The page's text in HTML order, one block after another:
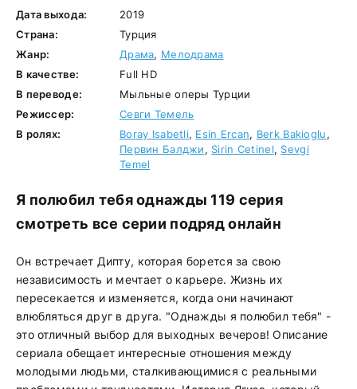
Дата выхода:
2019
Страна:
Турция
Жанр:
Драма, Мелодрама
В качестве:
Full HD
В переводе:
Мыльные оперы Турции
Режиссер:
Севги Темель
В ролях:
Boray Isabetli, Esin Ercan, Berk Bakioglu,
Первин Балджи, Sirin Cetinel, Sevgi
Temel
Я полюбил тебя однажды 119 серия
смотреть все серии подряд онлайн
Он встречает Дипту, которая борется за свою
независимость и мечтает о карьере. Жизнь их
пересекается и изменяется, когда они начинают
влюбляться друг в друга. "Однажды я полюбил тебя" -
это отличный выбор для выходных вечеров! Описание
сериала обещает интересные отношения между
молодыми людьми, сталкивающимися с реальными